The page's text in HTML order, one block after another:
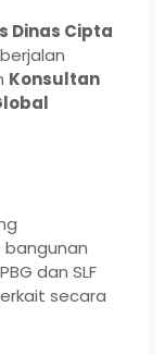
Dinas Cipta
berjalan
Konsultan
bangunan
dan SLF
secara